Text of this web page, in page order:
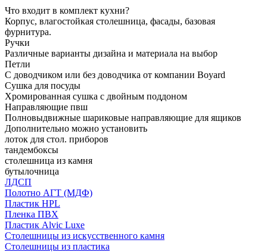
Что входит в комплект кухни?
Корпус, влагостойкая столешница, фасады, базовая
фурнитура.
Ручки
Различные варианты дизайна и материала на выбор
Петли
С доводчиком или без доводчика от компании Boyard
Сушка для посуды
Хромированная сушка с двойным поддоном
Направляющие пвш
Полновыдвижные шариковые направляющие для ящиков
Дополнительно можно установить
лоток для стол. приборов
тандембоксы
столешница из камня
бутылочница
ЛДСП
Полотно АГТ (МДФ)
Пластик HPL
Пленка ПВХ
Пластик Alvic Luxe
Столешницы из искусственного камня
Столешницы из пластика